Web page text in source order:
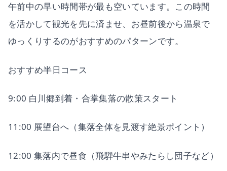
午前中の早い時間帯が最も空いています。この時間
を活かして観光を先に済ませ、お昼前後から温泉で
ゆっくりするのがおすすめのパターンです。
おすすめ半日コース
9:00 白川郷到着・合掌集落の散策スタート
11:00 展望台へ（集落全体を見渡す絶景ポイント）
12:00 集落内で昼食（飛騨牛串やみたらし団子など）